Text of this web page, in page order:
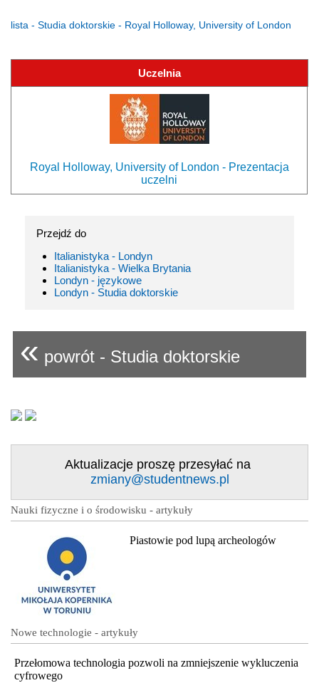
lista - Studia doktorskie - Royal Holloway, University of London
Uczelnia
Royal Holloway, University of London - Prezentacja
uczelni
Przejdź do
Italianistyka - Londyn
Italianistyka - Wielka Brytania
Londyn - językowe
Londyn - Studia doktorskie
« powrót - Studia doktorskie
Aktualizacje proszę przesyłać na
zmiany@studentnews.pl
Nauki fizyczne i o środowisku - artykuły
Piastowie pod lupą archeologów
Nowe technologie - artykuły
Przełomowa technologia pozwoli na zmniejszenie wykluczenia
cyfrowego